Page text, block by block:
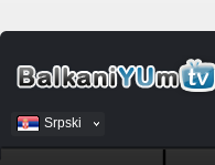
Srpski
BiH